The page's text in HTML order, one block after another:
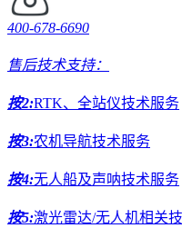
400-678-6690
售后技术支持：
按2:RTK、全站仪技术服务
按3:农机导航技术服务
按4:无人船及声呐技术服务
按5:激光雷达/无人机相关